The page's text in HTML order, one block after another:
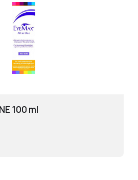
100 ml